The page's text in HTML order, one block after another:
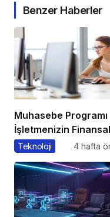
Benzer Haberler
Muhasebe Programı
İşletmenizin Finansal
Yönetiminde Devrim
Teknoloji 4 hafta